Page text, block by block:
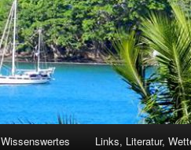
Wissenswertes Links, Literatur,